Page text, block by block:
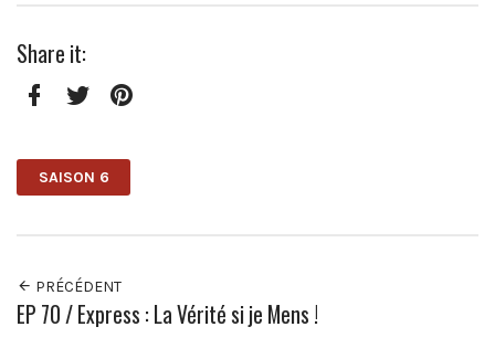
Share it:
SAISON 6
PRÉCÉDENT
EP 70 / Express : La Vérité si je Mens !